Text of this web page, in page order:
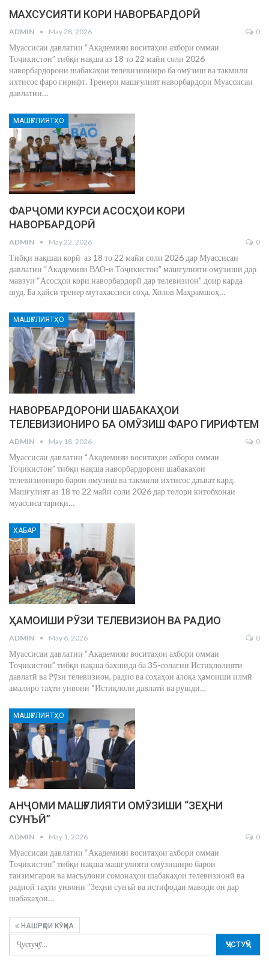
МАХСУСИЯТИ КОРИ НАВОРБАРДОРӢ
ADMIN May 28, 2026 0
Муассисаи давлатии “Академияи воситаҳои ахбори оммаи
Тоҷикистон” тибқи нақша аз 18 то 22 майи соли 2026
наворбардорони шабакаҳои телевизиониро ба омӯзиш ва такмили
ихтисос фаро гирифт. Тренери машғулият наворбардори Муассисаи
давлатии…
МАШҒУЛИЯТҲО
ФАРҶОМИ КУРСИ АСОСҲОИ КОРИ
НАВОРБАРДОРӢ
ADMIN May 22, 2026 0
Тибқи нақшаи корӣ аз 18 то 22 майи соли 2026 дар Муассисаи
давлатии “Академияи ВАО-и Тоҷикистон” машғулияти омӯзишӣ дар
мавзуи “Асосҳои кори наворбардорӣ дар телевизион” доир карда
шуд. Ба ҳайси тренер мутахассиси соҳа, Холов Маҳрамшоҳ…
МАШҒУЛИЯТҲО
НАВОРБАРДОРОНИ ШАБАКАҲОИ
ТЕЛЕВИЗИОНИРО БА ОМӮЗИШ ФАРО ГИРИФТЕМ
ADMIN May 18, 2026 0
Муассисаи давлатии “Академияи воситаҳои ахбори оммаи
Тоҷикистон” тибқи нақша наворбардорони шабакаҳои
телевизиониро барои омӯзиш ва такмили ихтисос даъват кард.
Машғулият аз 18 то 22 майи соли 2026 дар толори китобхонаи
муассиса тариқи…
ХАБАР
ҲАМОИШИ РӮЗИ ТЕЛЕВИЗИОН ВА РАДИО
ADMIN May 6, 2026 0
Муассисаи давлатии “Академияи воситаҳои ахбори оммаи
Тоҷикистон” тибқи нақша бахшида ба 35-солагии Истиқлолияти
давлатӣ ва Рӯзи телевизион, радио ва соҳаҳои алоқа ҳамоиши илмӣ
амалиро таҳти унвони “Истиқлоли давлатӣ ва рушди…
МАШҒУЛИЯТҲО
АНҶОМИ МАШҒУЛИЯТИ ОМӮЗИШИ “ЗЕҲНИ
СУНЪӢ”
ADMIN May 1, 2026 0
Муассисаи давлатии “Академияи воситаҳои ахбори оммаи
Тоҷикистон” тибқи нақша машғулияти омӯзиширо барои
танзимгарон ва масъулони сомонаҳои шабакаҳои телевизионӣ ва
радиоӣ таҳти унвони “Зеҳни сунъӣ ва истифодаи маводи он дар
шабакаҳои…
НАШРҲОИ КӮҲНА